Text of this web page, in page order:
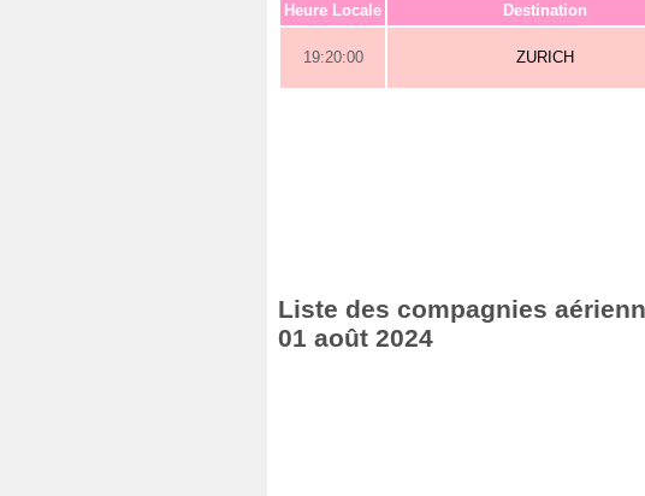
Heure Locale
Destination
19:20:00 ZURICH
Liste des compagnies
01 août 2024